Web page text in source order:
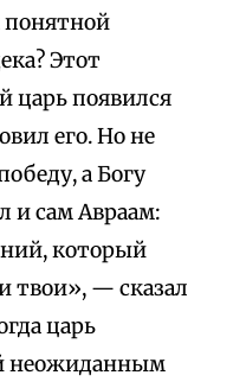
понятной
Этот
царь появился
его. Но не
а Богу
и сам Авраам:
который
твои», — сказал
царь
неожиданным